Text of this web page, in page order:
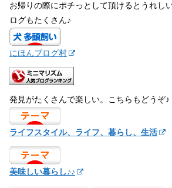
お帰りの際にポチっとして頂けるとうれし
ログもたくさん♪
にほんブログ村
発見がたくさんで楽しい。こちらもどうぞ♪
ライフスタイル、ライフ、暮らし、生活
美味しい暮らし♪♪